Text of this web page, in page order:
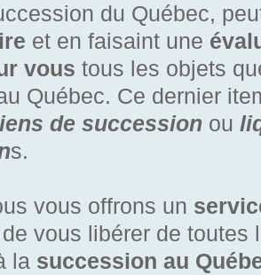
du Québec,
et en faisaint une
vous tous les objets
Québec. Ce dernier
de succession ou
s.
vous offrons un
vous libérer de toutes
la succession au